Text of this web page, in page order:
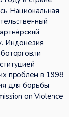
Национальная
Индонезия
проблем в 1998
для борьбы
on Violence